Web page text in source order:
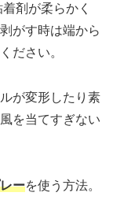
着剤が柔らかく
がす時は端から
ださい。
が変形したり素
を当てすぎない
ーを使う方法。